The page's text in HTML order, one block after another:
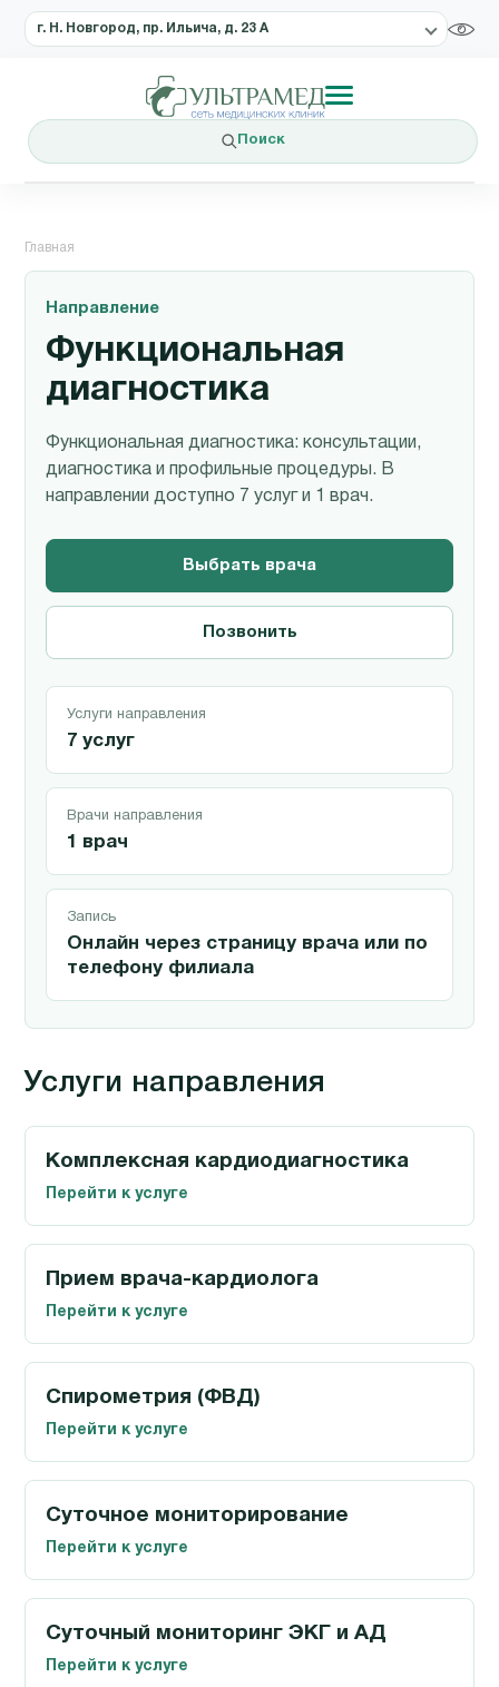
г. Н. Новгород, пр. Ильича, д. 23 А
Поиск
Главная
Направление
Функциональная
диагностика
Функциональная диагностика: консультации,
диагностика и профильные процедуры. В
направлении доступно 7 услуг и 1 врач.
Выбрать врача
Позвонить
Услуги направления
7 услуг
Врачи направления
1 врач
Запись
Онлайн через страницу врача или по
телефону филиала
Услуги направления
Комплексная кардиодиагностика
Перейти к услуге
Прием врача-кардиолога
Перейти к услуге
Спирометрия (ФВД)
Перейти к услуге
Суточное мониторирование
Перейти к услуге
Суточный мониторинг ЭКГ и АД
Перейти к услуге